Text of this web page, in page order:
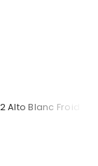
Alto Blanc Froid